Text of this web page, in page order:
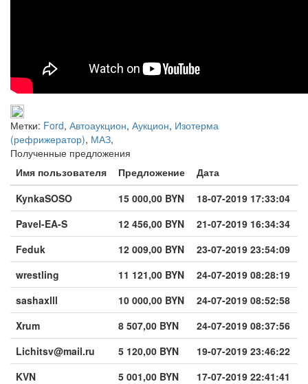
Метки: Ford, Автоаукцион, Аукцион, Изотерма
(рефрижератор), МАЗ,
Полученные предложения
Имя пользователя
Предложение
Дата
KynkaSOSO
15 000,00 BYN
18-07-2019 17:33:04
Pavel-EA-S
12 456,00 BYN
21-07-2019 16:34:34
Feduk
12 009,00 BYN
23-07-2019 23:54:09
wrestling
11 121,00 BYN
24-07-2019 08:28:19
sashaxlll
10 000,00 BYN
24-07-2019 08:52:58
Xrum
8 507,00 BYN
24-07-2019 08:37:56
Lichitsv@mail.ru
5 120,00 BYN
19-07-2019 23:46:22
KVN
5 001,00 BYN
17-07-2019 22:41:41